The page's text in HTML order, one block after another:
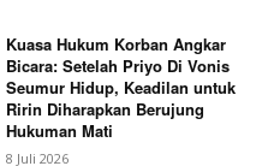
Kuasa Hukum Korban Angkar
Bicara: Setelah Priyo Di Vonis
Seumur Hidup, Keadilan untuk
Ririn Diharapkan Berujung
Hukuman Mati
8 Juli 2026